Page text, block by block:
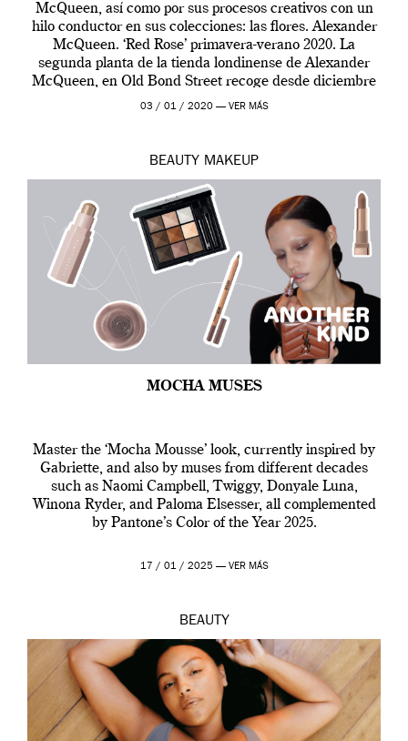
McQueen, así como por sus procesos creativos con un
hilo conductor en sus colecciones: las flores. Alexander
McQueen. ‘Red Rose’ primavera-verano 2020. La
segunda planta de la tienda londinense de Alexander
McQueen, en Old Bond Street recoge desde diciembre
de 2019 hasta final de abril […]
03 / 01 / 2020 — VER MÁS
BEAUTY MAKEUP
MOCHA MUSES
Master the ‘Mocha Mousse’ look, currently inspired by
Gabriette, and also by muses from different decades
such as Naomi Campbell, Twiggy, Donyale Luna,
Winona Ryder, and Paloma Elsesser, all complemented
by Pantone’s Color of the Year 2025.
17 / 01 / 2025 — VER MÁS
BEAUTY